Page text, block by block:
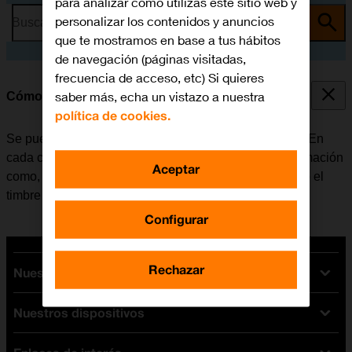
Busca por problema o tema
Cómo crear un nuevo contacto
Se pueden guardar los contactos en la guía del móvil. En
cada contacto es posible guardar varios tipos de información
como, por ejemplo, la dirección de correo electrónico o el
timbre de llamada personal.
Nuestras tarifas
Tarifas Orange
Tarifas fibra y móvil
Nuestros dispositivos
personalizar los contenidos y anuncios
que te mostramos en base a tus hábitos
de navegación (páginas visitadas,
frecuencia de acceso, etc) Si quieres
saber más, echa un vistazo a nuestra
política de cookies.
Configurar
Rechazar
Aceptar